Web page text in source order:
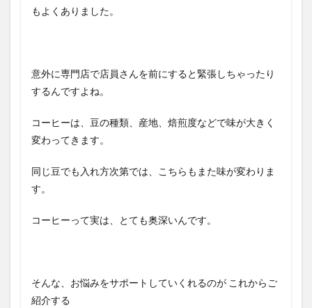
もよくありました。
意外に専門店で店員さんを前にすると緊張しちゃったり
するんですよね。
コーヒーは、豆の種類、産地、焙煎度などで味が大きく
変わってきます。
同じ豆でも入れ方次第では、こちらもまた味が変わりま
す。
コーヒーって実は、とても奥深いんです。
そんな、お悩みをサポートしていくれるのが これからご
紹介する